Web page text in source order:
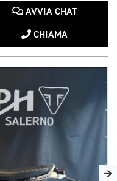
AVVIA CHAT
CHIAMA